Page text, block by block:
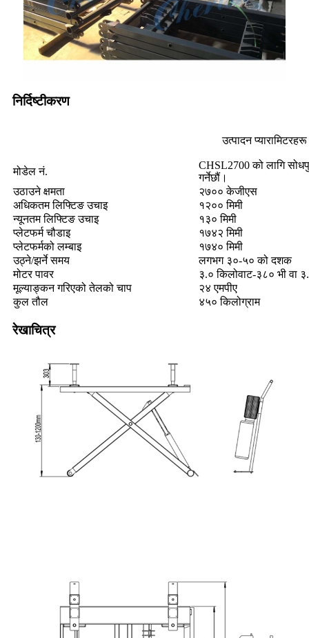
निर्दिष्टीकरण
उत्पादन प्यारामिटरहरू
मोडेल नं.
CHSL2700 को लागि
गर्नेछौं।
उठाउने क्षमता
२७०० केजीएस
अधिकतम लिफ्टिङ उचाइ
१२०० मिमी
न्यूनतम लिफ्टिङ उचाइ
१३० मिमी
प्लेटफर्म चौडाइ
१७४२ मिमी
प्लेटफर्मको लम्बाइ
१७४० मिमी
उठ्ने/झर्ने समय
लगभग ३०-५० को दशक
मोटर पावर
३.० किलोवाट-३८० भी वा
मूल्याङ्कन गरिएको तेलको चाप
२४ एमपीए
कुल तौल
४५० किलोग्राम
रेखाचित्र